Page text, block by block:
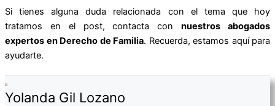
Si tienes alguna duda relacionada con el tema que hoy
tratamos en el post, contacta connuestros abogados
expertos en Derecho de Familia. Recuerda, estamos aquí para
ayudarte.
Yolanda Gil Lozano